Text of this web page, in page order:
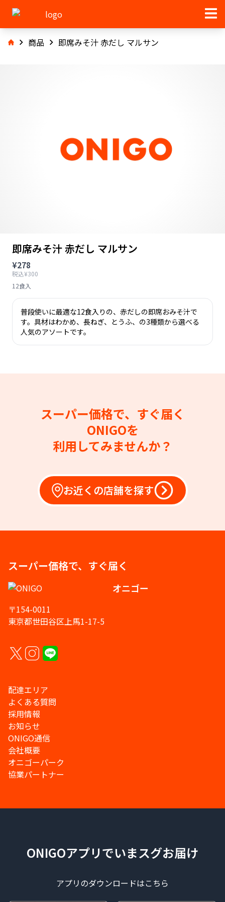
商品 即席みそ汁 赤だし マルサン
即席みそ汁 赤だし マルサン
¥278
税込¥300
12食入
普段使いに最適な12食入りの、赤だしの即席おみそ汁で
す。具材はわかめ、長ねぎ、とうふ、の3種類から選べる
人気のアソートです。
スーパー価格で、すぐ届く
ONIGOを
利用してみませんか？
お近くの店舗を探す
スーパー価格で、すぐ届く
オニゴー
〒154-0011
東京都世田谷区上馬1-17-5
配達エリア
よくある質問
採用情報
お知らせ
ONIGO通信
会社概要
オニゴーパーク
協業パートナー
ONIGOアプリでいまスグお届け
アプリのダウンロードはこちら